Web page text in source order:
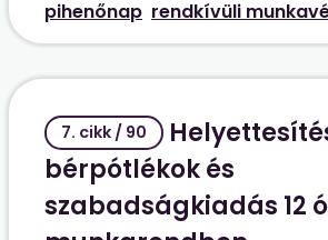
pihenőnap rendkívüli
7. cikk / 90
bérpótlékok és
szabadságkiadás 12